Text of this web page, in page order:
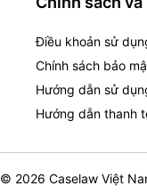
Điều khoản sử
Chính sách bảo
Hướng dẫn sử
Hướng dẫn thanh
© 2026 Caselaw Việt